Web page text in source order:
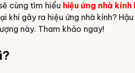
cùng tìm hiểu hiệu ứng nhà kính
khí gây ra hiệu ứng nhà kính?
này. Tham khảo ngay!